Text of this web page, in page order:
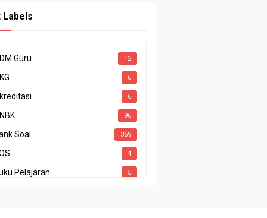
Labels
Guru 12
6
6
96
Soal 359
4
Pelajaran 5